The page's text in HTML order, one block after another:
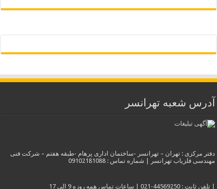
آدرس شعبه تهرانسر
دفتر مرکزی : تهران – تهرانسر -ساختمان اداری پرهام -طبقه هفتم – شرکت فنی
مهندسی فلزیاب تهرانسر | شماره تماس : 09102181088
| تلفن ثابت : 44569250-021 | ساعات تماس همه روزه 9 الی 17